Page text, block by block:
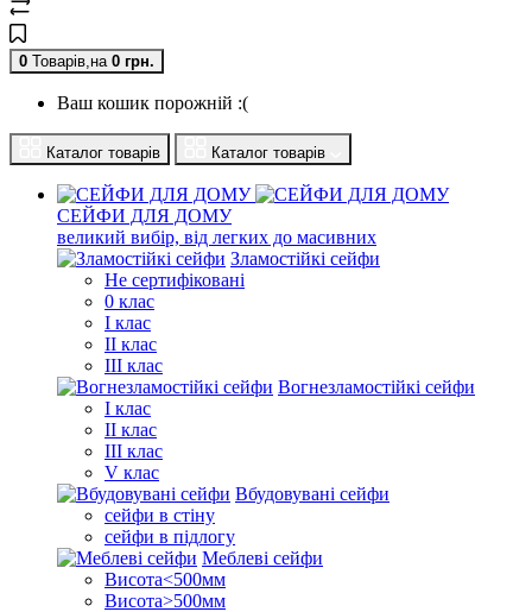
0 Товарів,на 0 грн.
Ваш кошик порожній :(
Каталог товарів Каталог товарів
СЕЙФИ ДЛЯ ДОМУ
великий вибір, від легких до масивних
Зламостійкі сейфи
Не сертифіковані
0 клас
I клас
II клас
III клас
Вогнезламостійкі сейфи
I клас
II клас
III клас
V клас
Вбудовувані сейфи
сейфи в стіну
сейфи в підлогу
Меблеві сейфи
Висота<500мм
Висота>500мм